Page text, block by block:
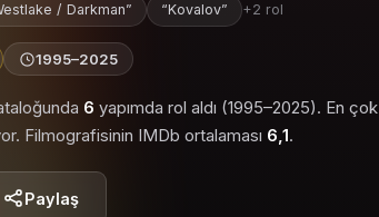
/ Darkman Kovalov +2 rol
1995–2025
6 yapımda rol aldı (1995–2025). En çok
Filmografisinin IMDb ortalaması 6,1.
Paylaş